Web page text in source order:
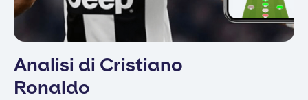
Analisi di Cristiano
Ronaldo